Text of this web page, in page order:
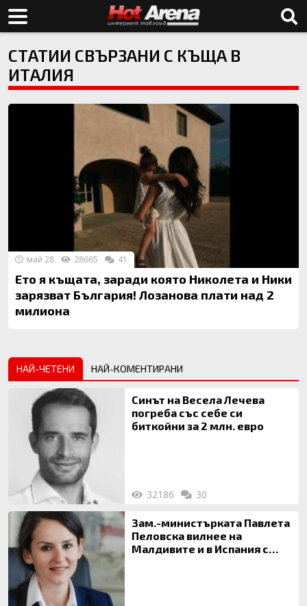
СТАТИИ СВЪРЗАНИ С КЪЩА В
ИТАЛИЯ
Ето я къщата, заради която Николета и Ники
зарязват България! Лозанова плати над 2
милиона
май 28 28665 41
НАЙ-ЧЕТЕНИ НАЙ-КОМЕНТИРАНИ
Синът на Весела Лечева
погреба със себе си
биткойни за 2 млн. евро
32186 30
Зам.-министърката Павлета
Пеловска вилнее на
Малдивите и в Испания с